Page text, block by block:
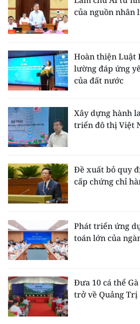
của nguồn nhân
Hoàn thiện Luật
lường đáp ứng
của đất nước
Xây dựng hành
triển đô thị Việt
Đề xuất bỏ quy
cấp chứng chỉ
Phát triển ứng
toán lớn của
Đưa 10 cá thể
trở về Quảng Trị